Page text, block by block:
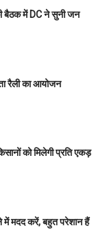
बैठक में DC ने सुनी जन
रैली का आयोजन
को मिलेगी प्रति एकड़
में मदद करें, बहुत परेशान हैं